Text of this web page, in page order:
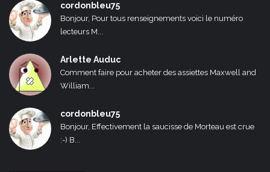
cordonbleu75
Bonjour, Pour tous renseignements voici le numéro
lecteurs M...
Arlette Auduc
Comment faire pour acheter des assiettes Maxwell and
William...
cordonbleu75
Bonjour, Effectivement la saucisse de Morteau est crue
:-) B...